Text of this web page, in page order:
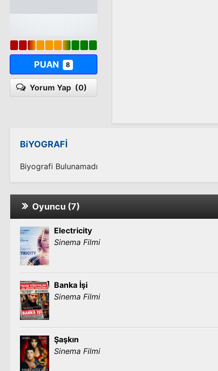
PUAN 8
Yorum Yap (0)
BiYOGRAFİ
Biyografi Bulunamadı
Oyuncu (7)
Electricity
Sinema Filmi
Banka İşi
Sinema Filmi
Şaşkın
Sinema Filmi